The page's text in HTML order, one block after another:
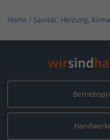
Home / Sanitär, Heizung, Klima
Home / Sanitär, Heizung,
JOWI Haustechnik
Home / Sanitär, Heizung,